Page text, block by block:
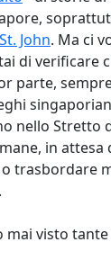
John. Ma ci
di verificare
parte,
nello Stretto
in attesa
trasbordare
mai visto